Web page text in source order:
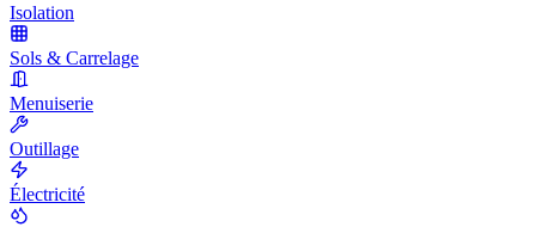
Isolation
Sols & Carrelage
Menuiserie
Outillage
Électricité